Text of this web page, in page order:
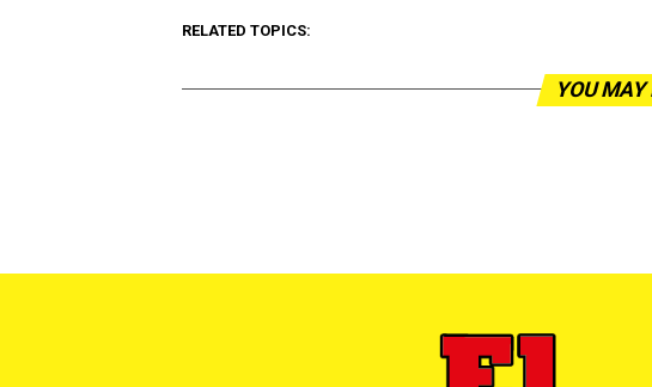
RELATED TOPICS:
YOU